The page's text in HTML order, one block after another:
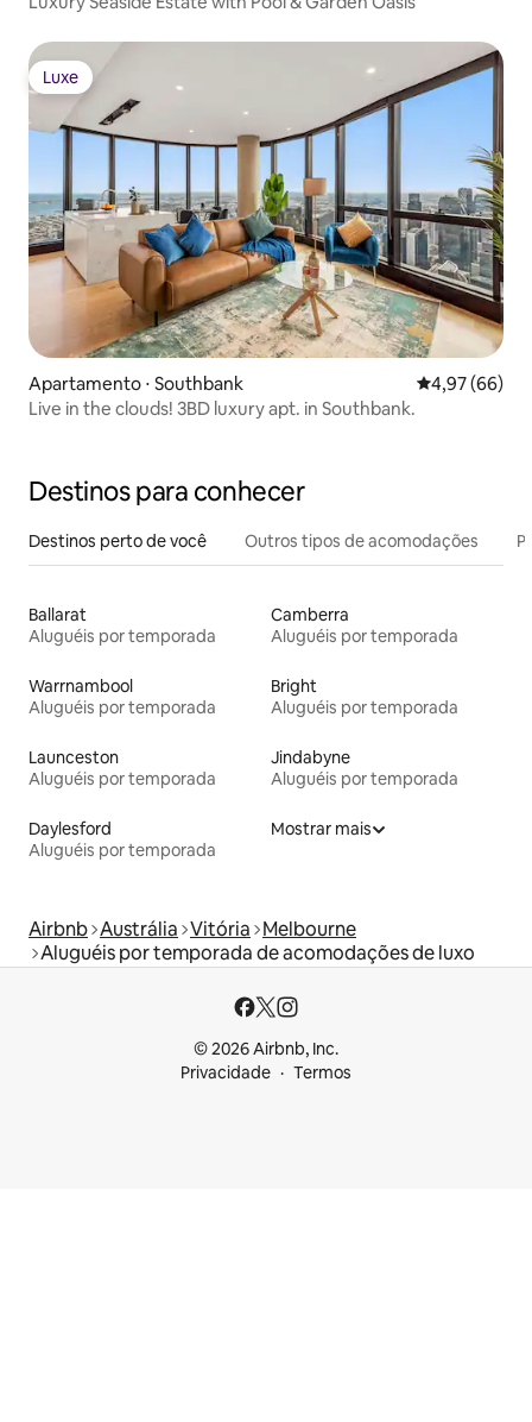
Luxe
Luxe
Apartamento ⋅ Southbank 4,97 de uma
4,97 (66)
Live in the clouds! 3BD luxury apt. in Southbank.
Destinos para conhecer
Destinos perto de você Outros tipos de acomodações
Ballarat
Aluguéis por temporada
Camberra
Aluguéis por temporada
Warrnambool
Aluguéis por temporada
Bright
Aluguéis por temporada
Launceston
Aluguéis por temporada
Jindabyne
Aluguéis por temporada
Daylesford
Aluguéis por temporada
Mostrar mais
Airbnb Austrália Vitória Melbourne
Aluguéis por temporada de acomodações de luxo
© 2026 Airbnb, Inc.
Privacidade
Termos